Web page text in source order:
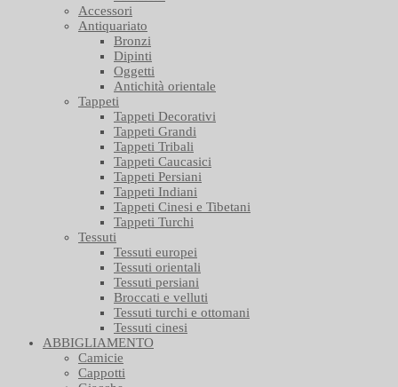
Accessori
Antiquariato
Bronzi
Dipinti
Oggetti
Antichità orientale
Tappeti
Tappeti Decorativi
Tappeti Grandi
Tappeti Tribali
Tappeti Caucasici
Tappeti Persiani
Tappeti Indiani
Tappeti Cinesi e Tibetani
Tappeti Turchi
Tessuti
Tessuti europei
Tessuti orientali
Tessuti persiani
Broccati e velluti
Tessuti turchi e ottomani
Tessuti cinesi
ABBIGLIAMENTO
Camicie
Cappotti